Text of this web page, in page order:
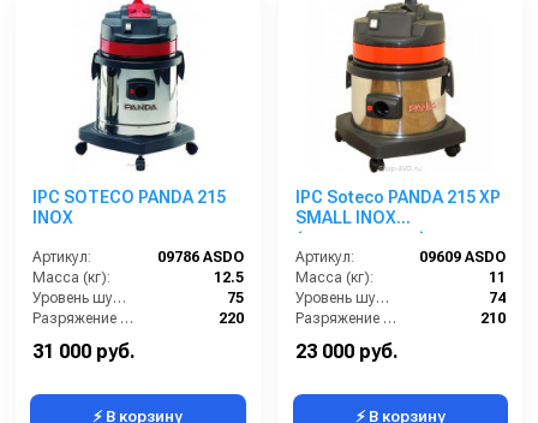
IPC SOTECO PANDA 215
INOX
Артикул:
09786 ASDO
Масса (кг):
12.5
Уровень шума (дБ):
75
Разряжение (мБар):
220
Размеры (ДхШхВ):
31 000 руб.
⚡ В корзину
IPC Soteco PANDA 215 XP
SMALL INOX
(пылеводосос)
Артикул:
09609 ASDO
Масса (кг):
11
Уровень шума (дБ):
74
Разряжение (мБар):
210
Размеры (ДхШхВ):
23 000 руб.
⚡ В корзину